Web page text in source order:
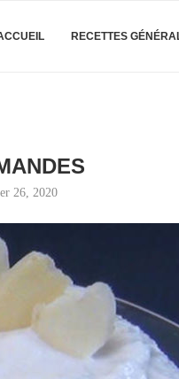
RECETTES
26, 2020